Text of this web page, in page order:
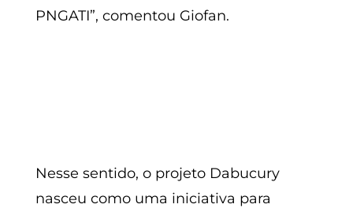
PNGATI”, comentou Giofan.
Nesse sentido, o projeto Dabucury
nasceu como uma iniciativa para